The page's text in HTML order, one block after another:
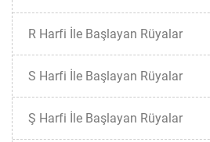
R Harfi İle Başlayan Rüyalar
S Harfi İle Başlayan Rüyalar
Ş Harfi İle Başlayan Rüyalar